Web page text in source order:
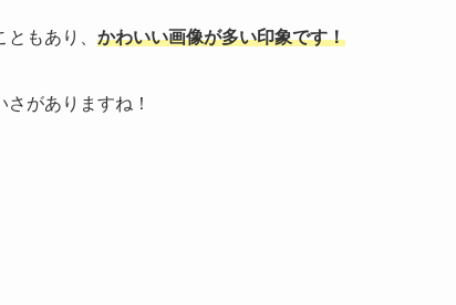
もあり、 かわいい画像が多い印象です！
がありますね！